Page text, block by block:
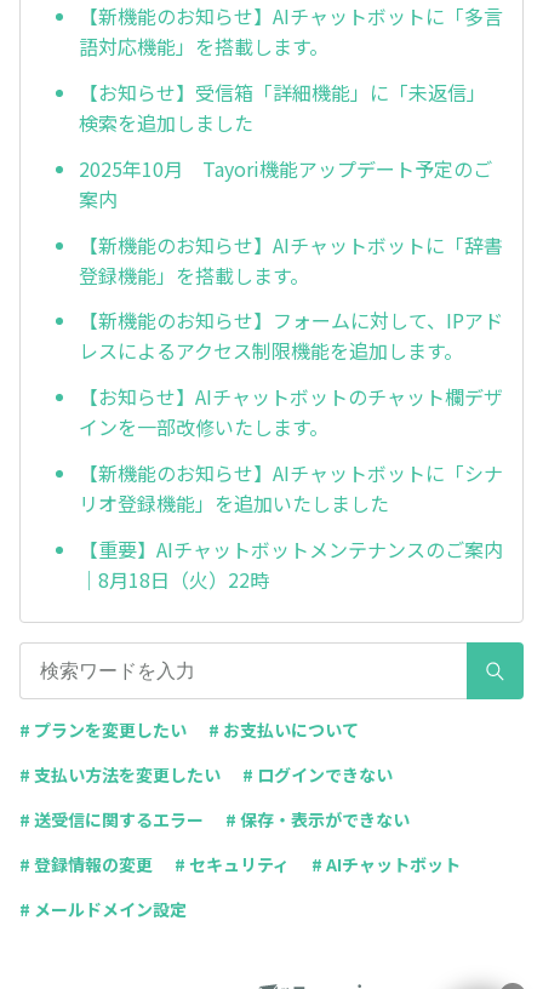
【新機能のお知らせ】AIチャットボットに「多言
語対応機能」を搭載します。
【お知らせ】受信箱「詳細機能」に「未返信」
検索を追加しました
2025年10月 Tayori機能アップデート予定のご
案内
【新機能のお知らせ】AIチャットボットに「辞書
登録機能」を搭載します。
【新機能のお知らせ】フォームに対して、IPアド
レスによるアクセス制限機能を追加します。
【お知らせ】AIチャットボットのチャット欄デザ
インを一部改修いたします。
【新機能のお知らせ】AIチャットボットに「シナ
リオ登録機能」を追加いたしました
【重要】AIチャットボットメンテナンスのご案内
｜8月18日（火）22時
# プランを変更したい
# お支払いについて
# 支払い方法を変更したい
# ログインできない
# 送受信に関するエラー
# 保存・表示ができない
# 登録情報の変更
# セキュリティ
# AIチャットボット
# メールドメイン設定